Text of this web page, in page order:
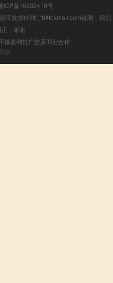
ICP备16332410号
可发邮件到f_fb#foxmail.com说明，我们
，谢谢
接盈利性广告及商业合作
孩